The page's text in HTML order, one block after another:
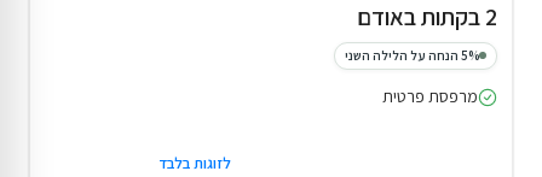
2 בקתות באודם
5% הנחה על הלילה השני
מרפסת פרטית
לזוגות בלבד